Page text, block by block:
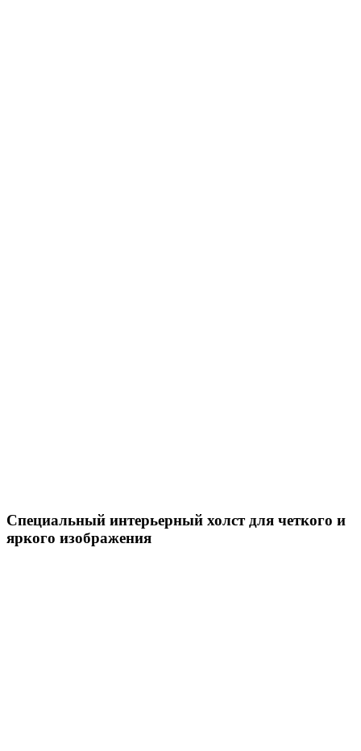
Специальный интерьерный холст для четкого и
яркого изображения